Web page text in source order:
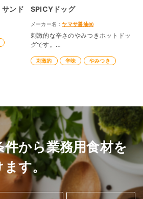
サンド SPICYドッグ
メーカー名：ヤマサ醤油㈱
刺激的な辛さのやみつきホットドッ
グです。
レシピ制作：ヤマサ醤油株式会社
刺激的 辛味 やみつき
から業務用食材を
す。